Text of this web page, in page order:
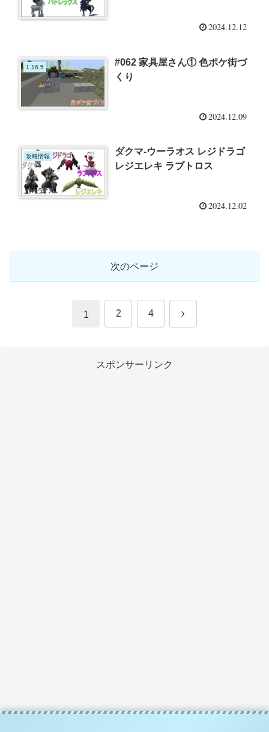
2024.12.12
1.16.5
#062 家具屋さん① 色ポケ街づ
くり
2024.12.09
攻略情報
ダクマ-ウーラオス レジドラゴ
レジエレキ ラブトロス
2024.12.02
次のページ
1 2 4 次
スポンサーリンク